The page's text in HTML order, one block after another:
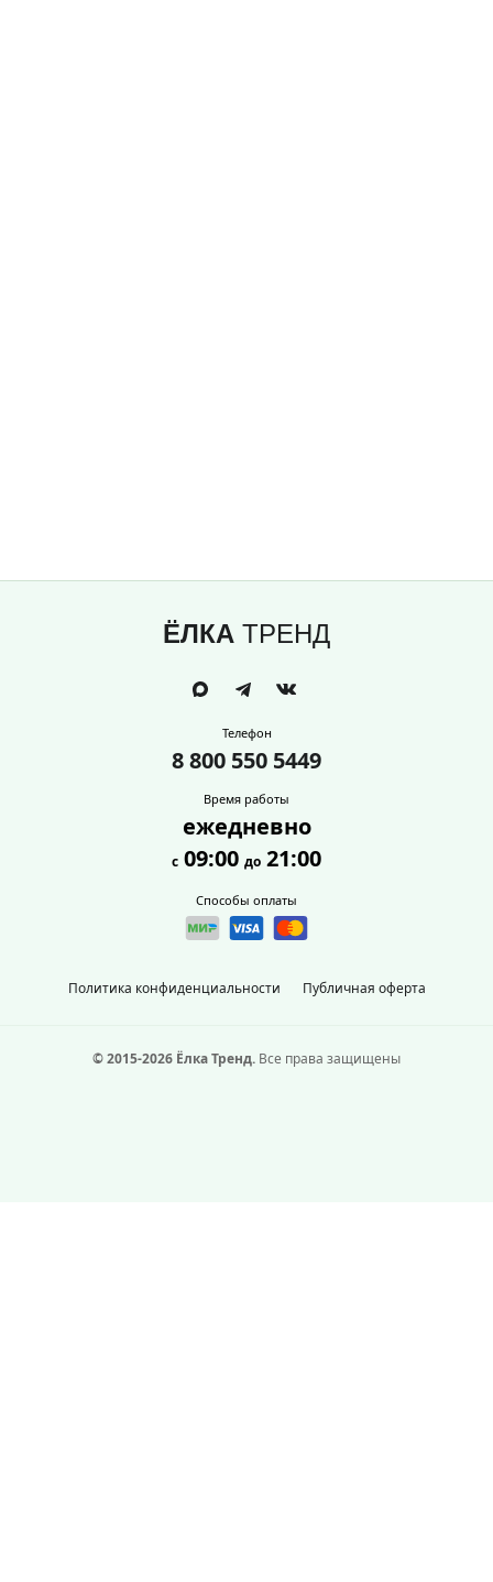
ЁЛКА ТРЕНД
Политика конфиденциальности Публичная оферта
Телефон
8 800 550 5449
Время работы
ежедневно
с 09:00 до 21:00
Способы оплаты
© 2015-2026 Ёлка Тренд. Все права защищены